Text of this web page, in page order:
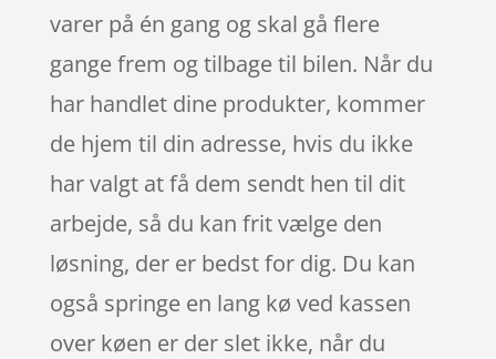
varer på én gang og skal gå flere
gange frem og tilbage til bilen. Når du
har handlet dine produkter, kommer
de hjem til din adresse, hvis du ikke
har valgt at få dem sendt hen til dit
arbejde, så du kan frit vælge den
løsning, der er bedst for dig. Du kan
også springe en lang kø ved kassen
over køen er der slet ikke, når du